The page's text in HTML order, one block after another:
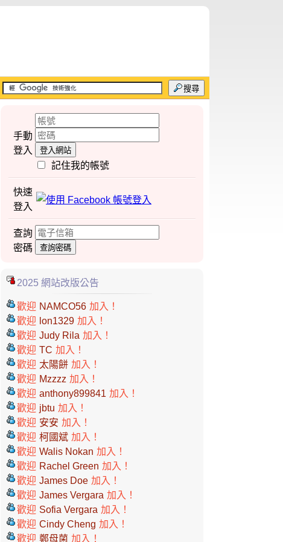
搜尋
手動
登入
登入網站
記住我的帳號
快速
登入
查詢
密碼
查詢密碼
2025 網站改版公告
歡迎 NAMCO56 加入！
歡迎 lon1329 加入！
歡迎 Judy Rila 加入！
歡迎 TC 加入！
歡迎 太陽餅 加入！
歡迎 Mzzzz 加入！
歡迎 anthony899841 加入！
歡迎 jbtu 加入！
歡迎 安安 加入！
歡迎 柯國斌 加入！
歡迎 Walis Nokan 加入！
歡迎 Rachel Green 加入！
歡迎 James Doe 加入！
歡迎 James Vergara 加入！
歡迎 Sofia Vergara 加入！
歡迎 Cindy Cheng 加入！
歡迎 鄭母菌 加入！